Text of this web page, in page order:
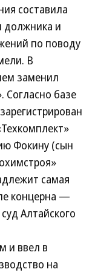
составила
должника и
по поводу
В
заменил
Согласно базе
Фокину (сын
самая
концерна —
Алтайского
и ввел в
на